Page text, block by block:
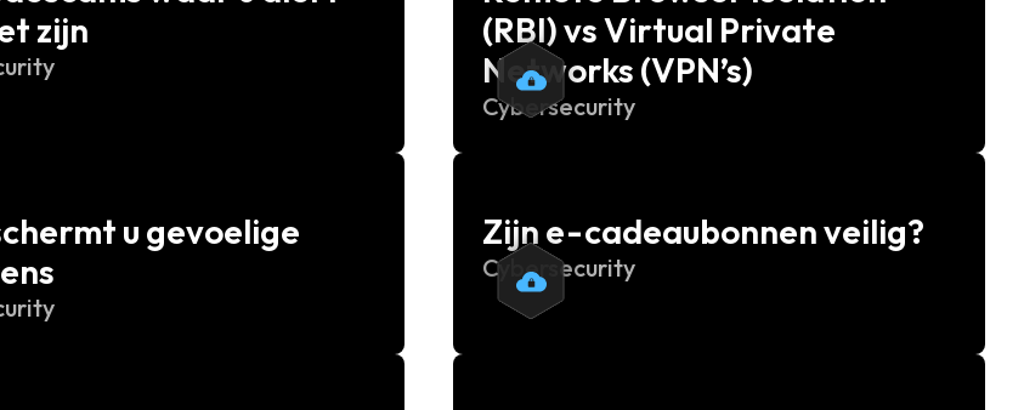
zijn
(RBI) vs Virtual Private
Networks (VPN’s)
Cybersecurity
u gevoelige
Zijn e-cadeaubonnen veilig?
Cybersecurity